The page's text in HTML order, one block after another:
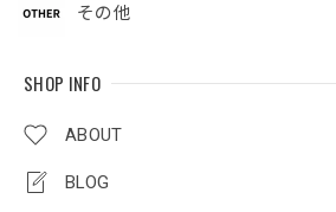
その他
SHOP INFO
ABOUT
BLOG